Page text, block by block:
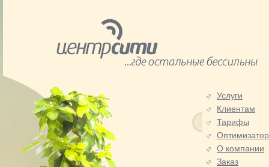
Услуги
Клиентам
Тарифы
О компании
Заказ